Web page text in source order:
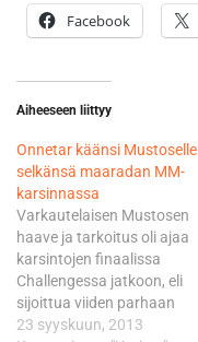
Facebook
Aiheeseen liittyy
Onnetar käänsi Mustoselle
selkänsä maaradan MM-
karsinnassa
Varkautelaisen Mustosen
haave ja tarkoitus oli ajaa
karsintojen finaalissa
Challengessa jatkoon, eli
sijoittua viiden parhaan
joukkoon ja saavuttaa
23 syyskuun, 2013